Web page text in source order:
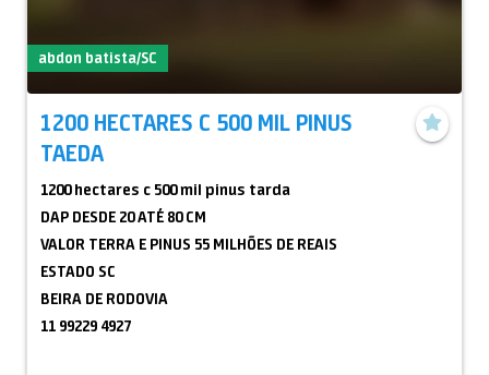
abdon batista/SC
1200 HECTARES C 500 MIL PINUS
TAEDA
1200 hectares c 500 mil pinus tarda
DAP DESDE 20 ATÉ 80 CM
VALOR TERRA E PINUS 55 MILHÕES DE REAIS
ESTADO SC
BEIRA DE RODOVIA
11 99229 4927